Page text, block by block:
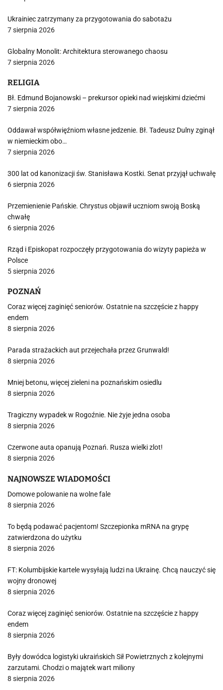
Ukrainiec zatrzymany za przygotowania do sabotażu
7 sierpnia 2026
Globalny Monolit: Architektura sterowanego chaosu
7 sierpnia 2026
RELIGIA
Bł. Edmund Bojanowski – prekursor opieki nad wiejskimi dziećmi
7 sierpnia 2026
Oddawał współwięźniom własne jedzenie. Bł. Tadeusz Dulny zginął
w niemieckim obo…
7 sierpnia 2026
300 lat od kanonizacji św. Stanisława Kostki. Senat przyjął uchwałę
6 sierpnia 2026
Przemienienie Pańskie. Chrystus objawił uczniom swoją Boską
chwałę
6 sierpnia 2026
Rząd i Episkopat rozpoczęły przygotowania do wizyty papieża w
Polsce
5 sierpnia 2026
POZNAŃ
Coraz więcej zaginięć seniorów. Ostatnie na szczęście z happy
endem
8 sierpnia 2026
Parada strażackich aut przejechała przez Grunwald!
8 sierpnia 2026
Mniej betonu, więcej zieleni na poznańskim osiedlu
8 sierpnia 2026
Tragiczny wypadek w Rogoźnie. Nie żyje jedna osoba
8 sierpnia 2026
Czerwone auta opanują Poznań. Rusza wielki zlot!
8 sierpnia 2026
NAJNOWSZE WIADOMOŚCI
Domowe polowanie na wolne fale
8 sierpnia 2026
To będą podawać pacjentom! Szczepionka mRNA na grypę
zatwierdzona do użytku
8 sierpnia 2026
FT: Kolumbijskie kartele wysyłają ludzi na Ukrainę. Chcą nauczyć się
wojny dronowej
8 sierpnia 2026
Coraz więcej zaginięć seniorów. Ostatnie na szczęście z happy
endem
8 sierpnia 2026
Były dowódca logistyki ukraińskich Sił Powietrznych z kolejnymi
zarzutami. Chodzi o majątek wart miliony
8 sierpnia 2026